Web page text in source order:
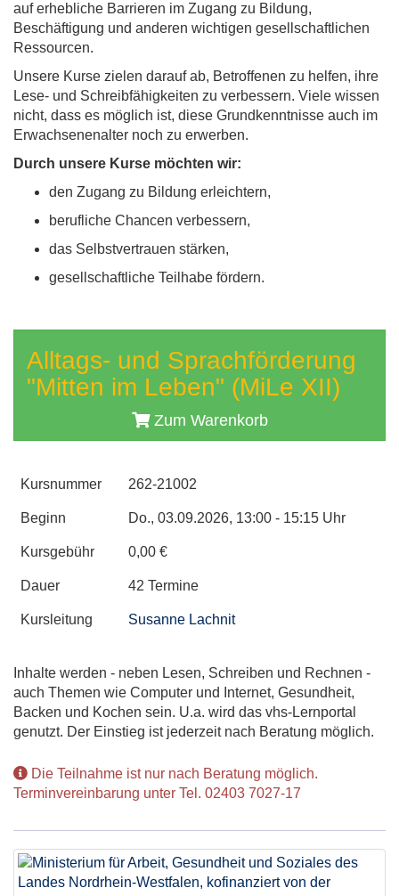
auf erhebliche Barrieren im Zugang zu Bildung,
Beschäftigung und anderen wichtigen gesellschaftlichen
Ressourcen.
Unsere Kurse zielen darauf ab, Betroffenen zu helfen, ihre
Lese- und Schreibfähigkeiten zu verbessern. Viele wissen
nicht, dass es möglich ist, diese Grundkenntnisse auch im
Erwachsenenalter noch zu erwerben.
Durch unsere Kurse möchten wir:
den Zugang zu Bildung erleichtern,
berufliche Chancen verbessern,
das Selbstvertrauen stärken,
gesellschaftliche Teilhabe fördern.
Alltags- und Sprachförderung
"Mitten im Leben" (MiLe XII)
Zum Warenkorb
Kursnummer 262-21002
Beginn Do., 03.09.2026, 13:00 - 15:15 Uhr
Kursgebühr 0,00 €
Dauer 42 Termine
Kursleitung Susanne Lachnit
Inhalte werden - neben Lesen, Schreiben und Rechnen -
auch Themen wie Computer und Internet, Gesundheit,
Backen und Kochen sein. U.a. wird das vhs-Lernportal
genutzt. Der Einstieg ist jederzeit nach Beratung möglich.
Die Teilnahme ist nur nach Beratung möglich.
Terminvereinbarung unter Tel. 02403 7027-17